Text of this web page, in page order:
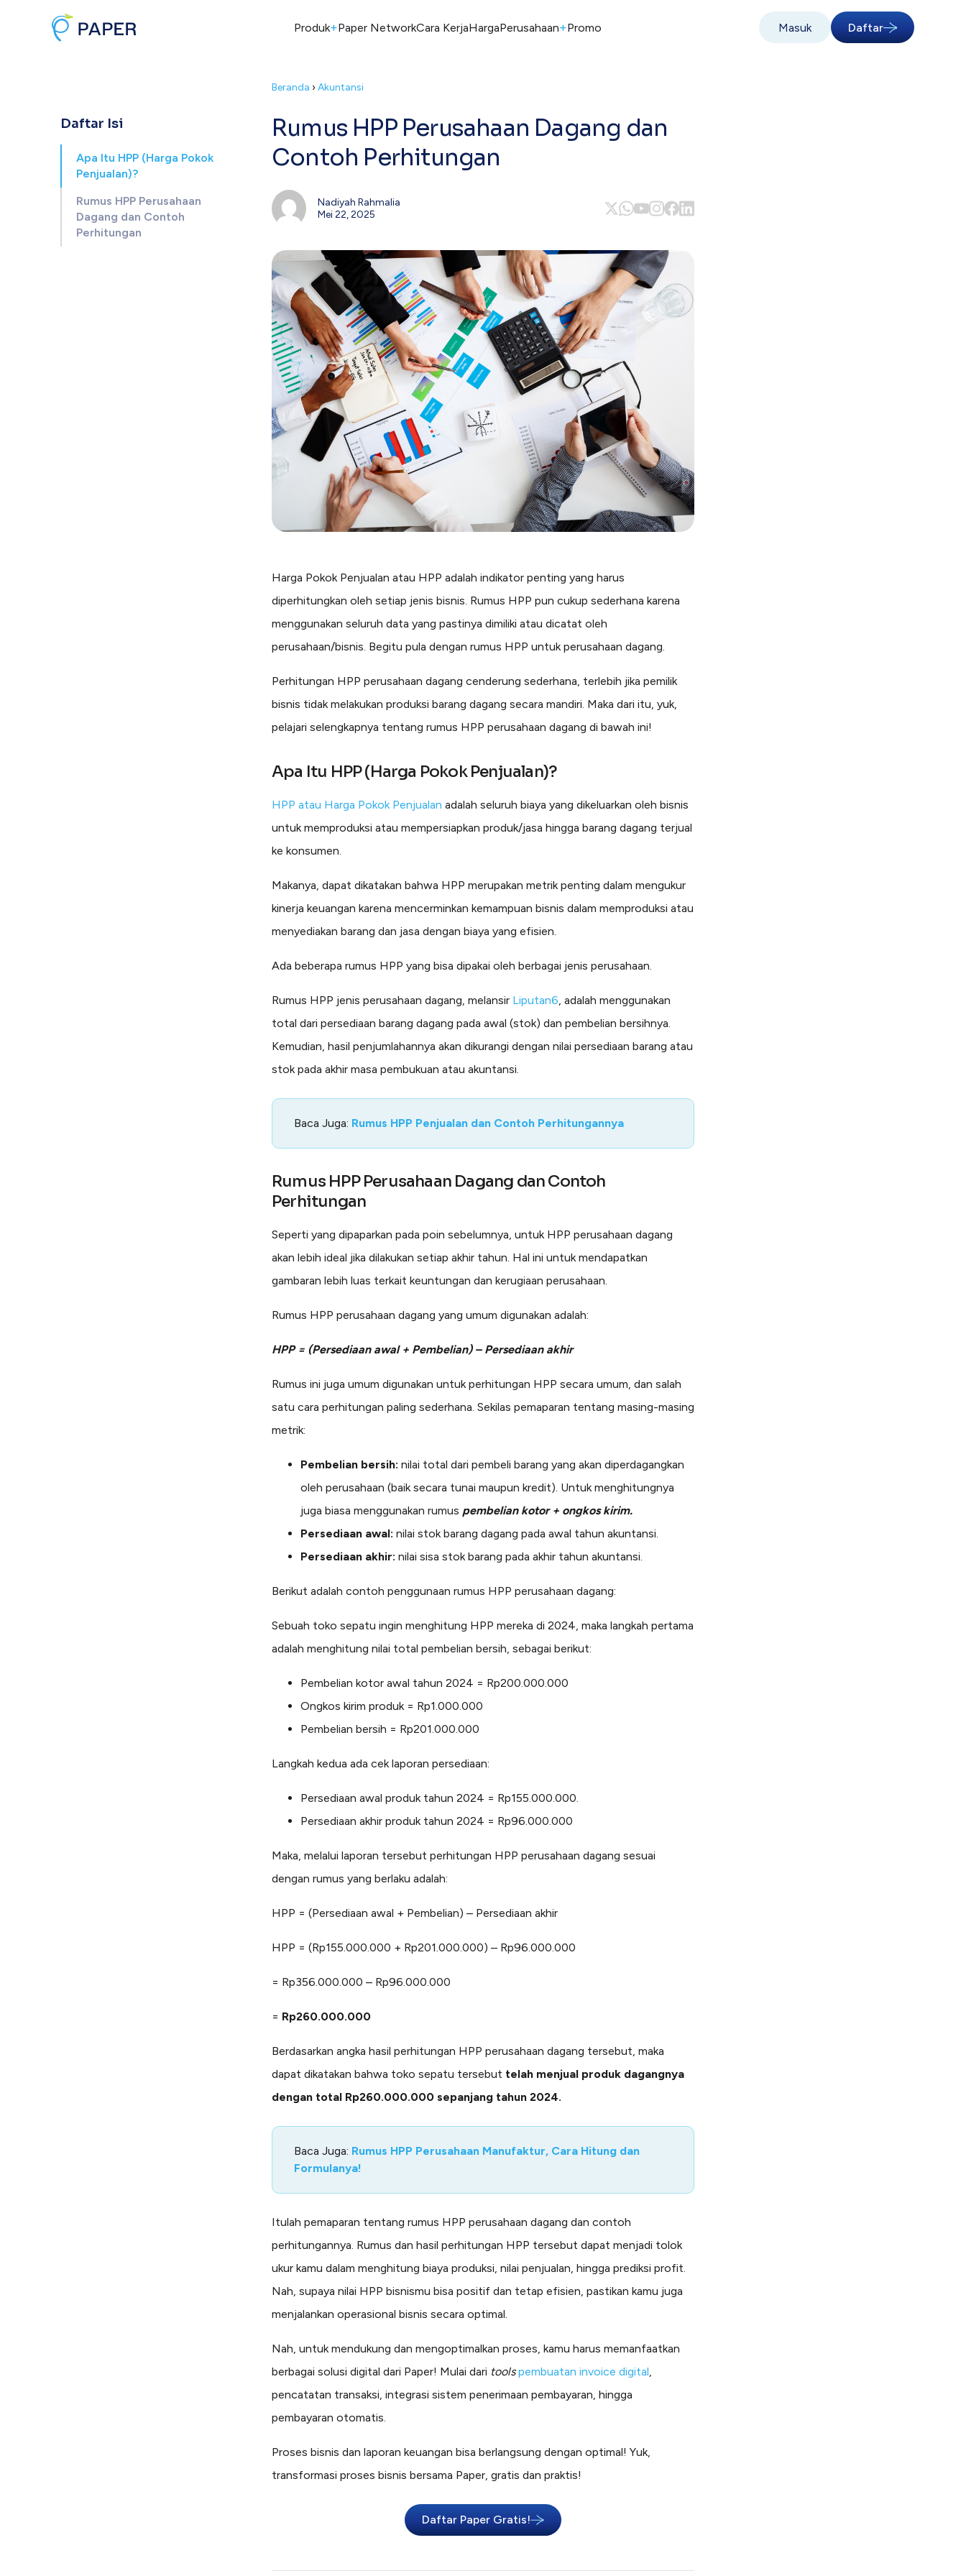
Produk+Paper NetworkCara KerjaHargaPerusahaan+Promo Masuk Daftar
Daftar Isi
Apa Itu HPP (Harga Pokok
Penjualan)?
Rumus HPP Perusahaan
Dagang dan Contoh
Perhitungan
Beranda › Akuntansi
Rumus HPP Perusahaan Dagang dan
Contoh Perhitungan
Nadiyah Rahmalia
Mei 22, 2025
Harga Pokok Penjualan atau HPP adalah indikator penting yang harus
diperhitungkan oleh setiap jenis bisnis. Rumus HPP pun cukup sederhana karena
menggunakan seluruh data yang pastinya dimiliki atau dicatat oleh
perusahaan/bisnis. Begitu pula dengan rumus HPP untuk perusahaan dagang.
Perhitungan HPP perusahaan dagang cenderung sederhana, terlebih jika pemilik
bisnis tidak melakukan produksi barang dagang secara mandiri. Maka dari itu, yuk,
pelajari selengkapnya tentang rumus HPP perusahaan dagang di bawah ini!
Apa Itu HPP (Harga Pokok Penjualan)?
HPP atau Harga Pokok Penjualan adalah seluruh biaya yang dikeluarkan oleh bisnis
untuk memproduksi atau mempersiapkan produk/jasa hingga barang dagang terjual
ke konsumen.
Makanya, dapat dikatakan bahwa HPP merupakan metrik penting dalam mengukur
kinerja keuangan karena mencerminkan kemampuan bisnis dalam memproduksi atau
menyediakan barang dan jasa dengan biaya yang efisien.
Ada beberapa rumus HPP yang bisa dipakai oleh berbagai jenis perusahaan.
Rumus HPP jenis perusahaan dagang, melansir Liputan6 , adalah menggunakan
total dari persediaan barang dagang pada awal (stok) dan pembelian bersihnya.
Kemudian, hasil penjumlahannya akan dikurangi dengan nilai persediaan barang atau
stok pada akhir masa pembukuan atau akuntansi.
Baca Juga: Rumus HPP Penjualan dan Contoh Perhitungannya
Rumus HPP Perusahaan Dagang dan Contoh
Perhitungan
Seperti yang dipaparkan pada poin sebelumnya, untuk HPP perusahaan dagang
akan lebih ideal jika dilakukan setiap akhir tahun. Hal ini untuk mendapatkan
gambaran lebih luas terkait keuntungan dan kerugiaan perusahaan.
Rumus HPP perusahaan dagang yang umum digunakan adalah:
HPP = (Persediaan awal + Pembelian) – Persediaan akhir
Rumus ini juga umum digunakan untuk perhitungan HPP secara umum, dan salah
satu cara perhitungan paling sederhana. Sekilas pemaparan tentang masing-masing
metrik:
Pembelian bersih: nilai total dari pembeli barang yang akan diperdagangkan
oleh perusahaan (baik secara tunai maupun kredit). Untuk menghitungnya
juga biasa menggunakan rumus pembelian kotor + ongkos kirim.
Persediaan awal: nilai stok barang dagang pada awal tahun akuntansi.
Persediaan akhir: nilai sisa stok barang pada akhir tahun akuntansi.
Berikut adalah contoh penggunaan rumus HPP perusahaan dagang:
Sebuah toko sepatu ingin menghitung HPP mereka di 2024, maka langkah pertama
adalah menghitung nilai total pembelian bersih, sebagai berikut:
Pembelian kotor awal tahun 2024 = Rp200.000.000
Ongkos kirim produk = Rp1.000.000
Pembelian bersih = Rp201.000.000
Langkah kedua ada cek laporan persediaan:
Persediaan awal produk tahun 2024 = Rp155.000.000.
Persediaan akhir produk tahun 2024 = Rp96.000.000
Maka, melalui laporan tersebut perhitungan HPP perusahaan dagang sesuai
dengan rumus yang berlaku adalah:
HPP = (Persediaan awal + Pembelian) – Persediaan akhir
HPP = (Rp155.000.000 + Rp201.000.000) – Rp96.000.000
= Rp356.000.000 – Rp96.000.000
= Rp260.000.000
Berdasarkan angka hasil perhitungan HPP perusahaan dagang tersebut, maka
dapat dikatakan bahwa toko sepatu tersebut telah menjual produk dagangnya
dengan total Rp260.000.000 sepanjang tahun 2024.
Baca Juga: Rumus HPP Perusahaan Manufaktur, Cara Hitung dan
Formulanya!
Itulah pemaparan tentang rumus HPP perusahaan dagang dan contoh
perhitungannya. Rumus dan hasil perhitungan HPP tersebut dapat menjadi tolok
ukur kamu dalam menghitung biaya produksi, nilai penjualan, hingga prediksi profit.
Nah, supaya nilai HPP bisnismu bisa positif dan tetap efisien, pastikan kamu juga
menjalankan operasional bisnis secara optimal.
Nah, untuk mendukung dan mengoptimalkan proses, kamu harus memanfaatkan
berbagai solusi digital dari Paper! Mulai dari toolspembuatan invoice digital
pencatatan transaksi, integrasi sistem penerimaan pembayaran, hingga
pembayaran otomatis.
Proses bisnis dan laporan keuangan bisa berlangsung dengan optimal! Yuk,
transformasi proses bisnis bersama Paper, gratis dan praktis!
Daftar Paper Gratis!